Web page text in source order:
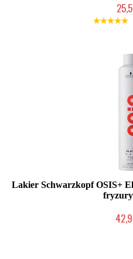
2-5 dni
Lakier Schwarzkopf OSIS+